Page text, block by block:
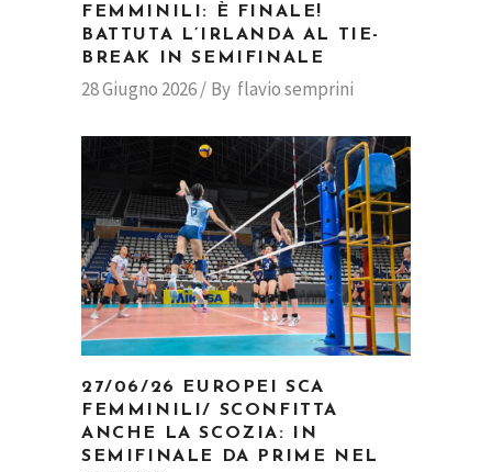
FEMMINILI: È FINALE!
BATTUTA L’IRLANDA AL TIE-
BREAK IN SEMIFINALE
28 Giugno 2026 By flavio semprini
27/06/26 EUROPEI SCA
FEMMINILI/ SCONFITTA
ANCHE LA SCOZIA: IN
SEMIFINALE DA PRIME NEL